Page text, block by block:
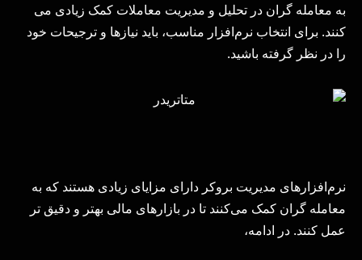
به معامله‌ گران در تحلیل و مدیریت معاملات کمک زیادی می
‌کنند. برای انتخاب نرم‌افزار مناسب، باید نیازها و ترجیحات خود
را در نظر گرفته باشید.
نرم‌افزارهای مدیریت بروکر دارای مزایای زیادی هستند که به
معامله ‌گران کمک می‌کنند تا در بازارهای مالی بهتر و دقیق تر
عمل کنند. در ادامه،